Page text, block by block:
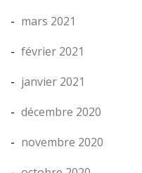
mars 2021
février 2021
janvier 2021
décembre 2020
novembre 2020